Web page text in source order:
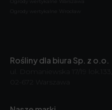
Ogrody wertykalne Warszawa
Ogrody wertykalne Wrocław
Rośliny dla biura Sp. z o.o.
ul. Domaniewska 17/19 lok.133,
02-672 Warszawa